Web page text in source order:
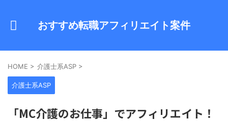
おすすめ転職アフィリエイト案件
HOME > 介護士系ASP >
介護士系ASP
「MC介護のお仕事」でアフィリエイト！